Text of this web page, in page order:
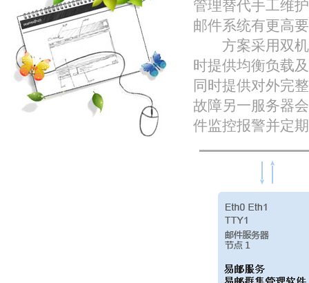
管理替代手工维
邮件系统有更高
方案采用双机
时提供均衡负载
同时提供对外完
故障另一服务器
件监控报警并定